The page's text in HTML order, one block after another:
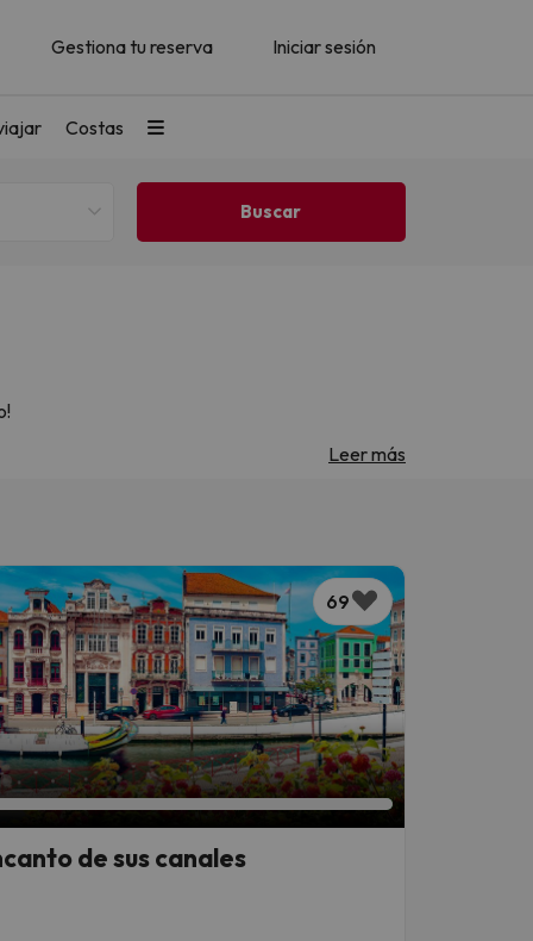
Gestiona tu reserva Iniciar sesión
Costas
Leer más
69
de sus canales